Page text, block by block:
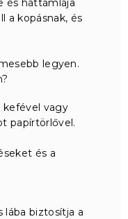
és háttámlája
a kopásnak, és
legyen.
kefével vagy
papírtörlővel.
és a
lába biztosítja a